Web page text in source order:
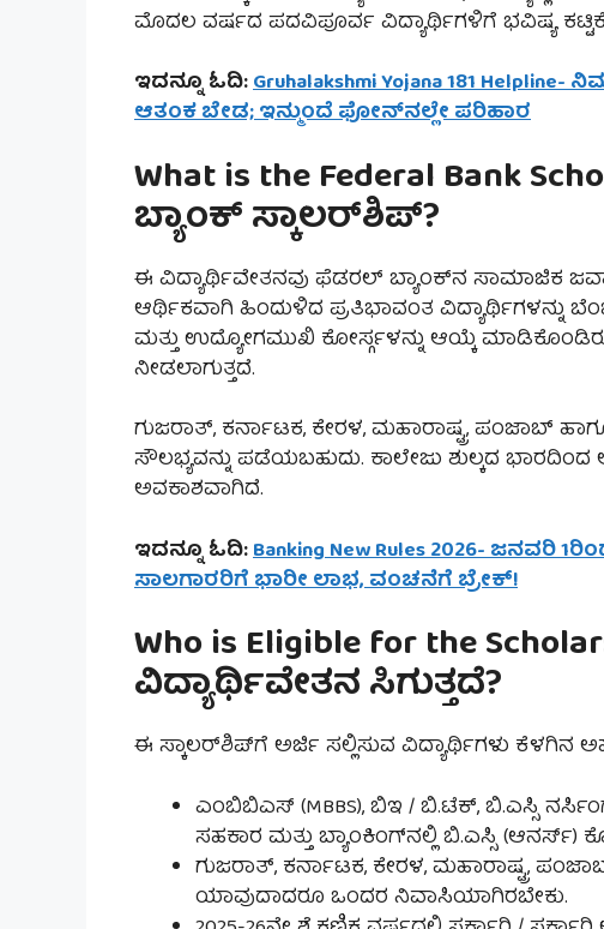
ಮೊದಲ ವರ್ಷದ ಪದವಿಪೂರ್ವ ವಿದ್ಯಾರ್ಥಿಗಳಿಗೆ ಭವಿಷ್ಯ
ಇದನ್ನೂ ಓದಿ:Gruhalakshmi Yojana 181
ಆತಂಕ ಬೇಡ; ಇನ್ಮುಂದೆ ಫೋನ್‌ನಲ್ಲೇ ಪರಿಹಾರ
What is the Federal Bank
ಬ್ಯಾಂಕ್ ಸ್ಕಾಲರ್‌ಶಿಪ್?
ಈ ವಿದ್ಯಾರ್ಥಿವೇತನವು ಫೆಡರಲ್ ಬ್ಯಾಂಕ್‌ನ ಸಾಮಾಜಿಕ
ಆರ್ಥಿಕವಾಗಿ ಹಿಂದುಳಿದ ಪ್ರತಿಭಾವಂತ ವಿದ್ಯಾರ್ಥಿಗಳನ್ನು
ಮತ್ತು ಉದ್ಯೋಗಮುಖಿ ಕೋರ್ಸ್ಗಳನ್ನು ಆಯ್ಕೆ
ನೀಡಲಾಗುತ್ತದೆ.
ಗುಜರಾತ್, ಕರ್ನಾಟಕ, ಕೇರಳ, ಮಹಾರಾಷ್ಟ್ರ, ಪಂಜಾಬ್
ಸೌಲಭ್ಯವನ್ನು ಪಡೆಯಬಹುದು. ಕಾಲೇಜು ಶುಲ್ಕದ
ಅವಕಾಶವಾಗಿದೆ.
ಇದನ್ನೂ ಓದಿ:Banking New Rules 2026- ಜನವರಿ
ಸಾಲಗಾರರಿಗೆ ಭಾರೀ ಲಾಭ, ವಂಚನೆಗೆ ಬ್ರೇಕ್!
Who is Eligible for the
ವಿದ್ಯಾರ್ಥಿವೇತನ ಸಿಗುತ್ತದೆ?
ಈ ಸ್ಕಾಲರ್‌ಶಿಪ್‌ಗೆ ಅರ್ಜಿ ಸಲ್ಲಿಸುವ ವಿದ್ಯಾರ್ಥಿಗಳು ಕೆಳಗಿನ
ಎಂಬಿಬಿಎಸ್ (MBBS), ಬಿಇ / ಬಿ.ಟೆಕ್, ಬಿ.ಎಸ್ಸಿ
ಸಹಕಾರ ಮತ್ತು ಬ್ಯಾಂಕಿಂಗ್‌ನಲ್ಲಿ ಬಿ.ಎಸ್ಸಿ (ಆನರ್ಸ್)
ಗುಜರಾತ್, ಕರ್ನಾಟಕ, ಕೇರಳ, ಮಹಾರಾಷ್ಟ್ರ,
ಯಾವುದಾದರೂ ಒಂದರ ನಿವಾಸಿಯಾಗಿರಬೇಕು.